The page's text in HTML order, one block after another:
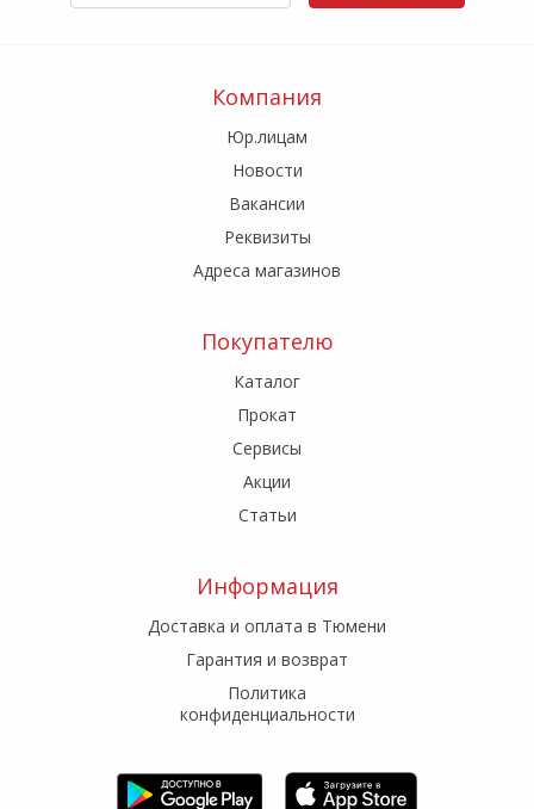
Компания
Юр.лицам
Новости
Вакансии
Реквизиты
Адреса магазинов
Покупателю
Каталог
Прокат
Сервисы
Акции
Статьи
Информация
Доставка и оплата в Тюмени
Гарантия и возврат
Политика
конфиденциальности